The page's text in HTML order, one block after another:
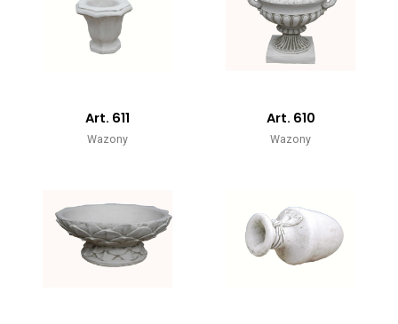
Art. 611
Wazony
Art. 610
Wazony